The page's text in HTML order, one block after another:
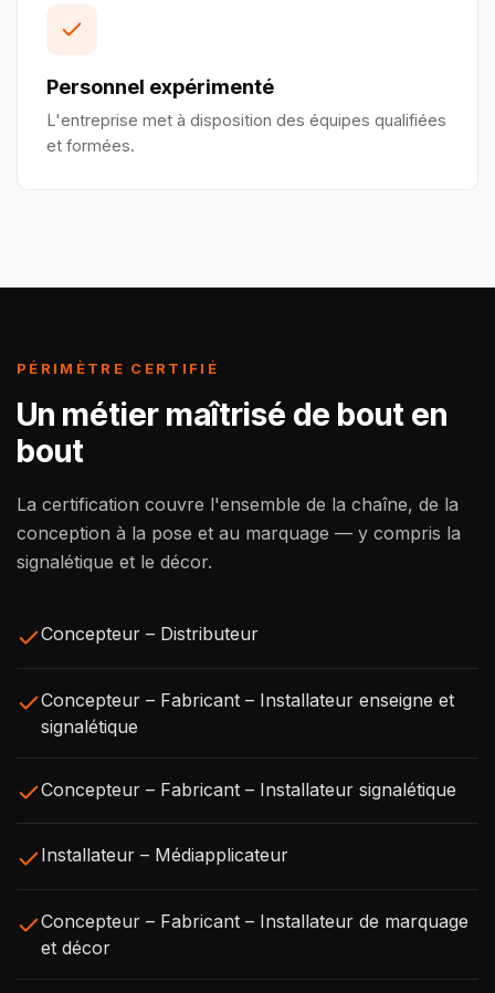
Personnel expérimenté
L'entreprise met à disposition des équipes qualifiées
et formées.
PÉRIMÈTRE CERTIFIÉ
Un métier maîtrisé de bout en
bout
La certification couvre l'ensemble de la chaîne, de la
conception à la pose et au marquage — y compris la
signalétique et le décor.
Concepteur – Distributeur
Concepteur – Fabricant – Installateur enseigne et
signalétique
Concepteur – Fabricant – Installateur signalétique
Installateur – Médiapplicateur
Concepteur – Fabricant – Installateur de marquage
et décor